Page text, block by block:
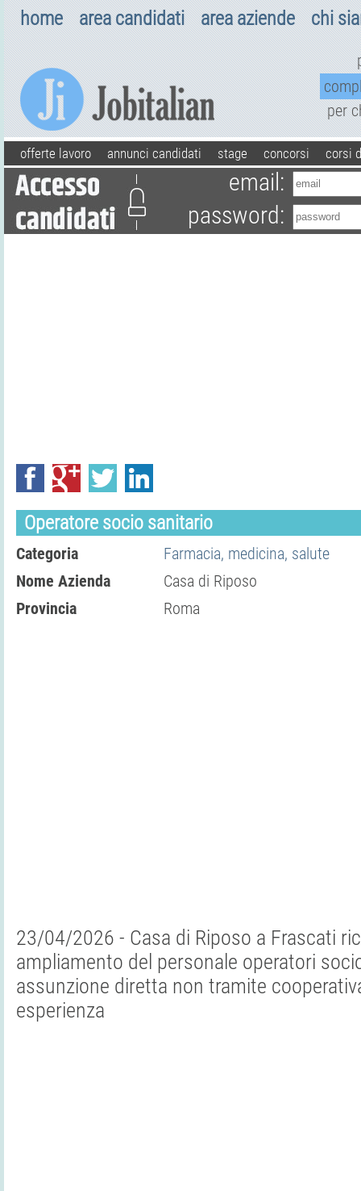
home area candidati area aziende chi
per
offerte lavoro annunci candidati stage concorsi corsi
email:
password:
Operatore socio sanitario
Categoria
Farmacia, medicina, salute
Nome Azienda
Casa di Riposo
Provincia
Roma
23/04/2026 - Casa di Riposo a Frascati
ampliamento del personale operatori
assunzione diretta non tramite
esperienza